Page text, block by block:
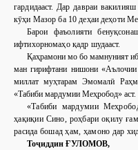
гардидааст. Дар давраи
кӯҳи Мазор ба 10 деҳаи деҳоти
Барои фаъолияти
ифтихорномаҳо қадр шудааст.
Қаҳрамони мо бо мамнуният
ман гирифтани нишони «Аълочии
миллат муҳтарам Эмомалӣ
«Табиби мардумии Меҳробод» аст.
«Табиби мардумии
ҳақиқии Сино, роҳбари оқилу
расида бошад ҳам, ҳамоно дар
Тоҷиддин ҒУЛОМОВ,